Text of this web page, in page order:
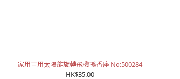
家用車用太陽能旋轉飛機擴香座 No:500284
HK$35.00